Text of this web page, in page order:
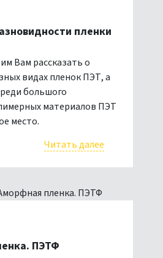
пленки
Вам рассказать о
видах пленок ПЭТ, а
большого
материалов ПЭТ
место.
Читать далее
ПЭТФ